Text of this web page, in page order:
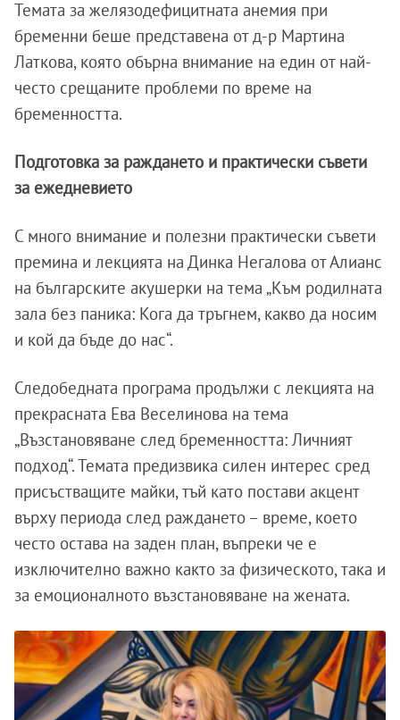
Темата за желязодефицитната анемия при
бременни беше представена от д-р Мартина
Латкова, която обърна внимание на един от най-
често срещаните проблеми по време на
бременността.
Подготовка за раждането и практически съвети
за ежедневието
С много внимание и полезни практически съвети
премина и лекцията на Динка Негалова от Алианс
на българските акушерки на тема „Към родилната
зала без паника: Кога да тръгнем, какво да носим
и кой да бъде до нас“.
Следобедната програма продължи с лекцията на
прекрасната Ева Веселинова на тема
„Възстановяване след бременността: Личният
подход“. Темата предизвика силен интерес сред
присъстващите майки, тъй като постави акцент
върху периода след раждането – време, което
често остава на заден план, въпреки че е
изключително важно както за физическото, така и
за емоционалното възстановяване на жената.